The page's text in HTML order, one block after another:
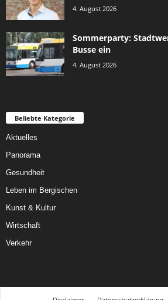
4. August 2026
Sommerparty:
Busse ein
4. August 2026
Beliebte Kategorie
Aktuelles
Panorama
Gesundheit
Leben im Bergischen
Kunst & Kultur
Wirtschaft
Verkehr